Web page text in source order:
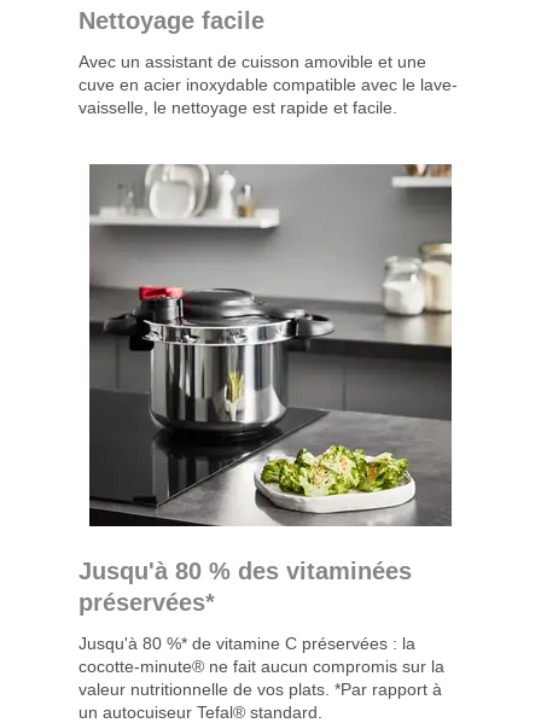
Nettoyage facile
Avec un assistant de cuisson amovible et une
cuve en acier inoxydable compatible avec le lave-
vaisselle, le nettoyage est rapide et facile.
Jusqu'à 80 % des vitaminées
préservées*
Jusqu'à 80 %* de vitamine C préservées : la
cocotte-minute® ne fait aucun compromis sur la
valeur nutritionnelle de vos plats. *Par rapport à
un autocuiseur Tefal® standard.